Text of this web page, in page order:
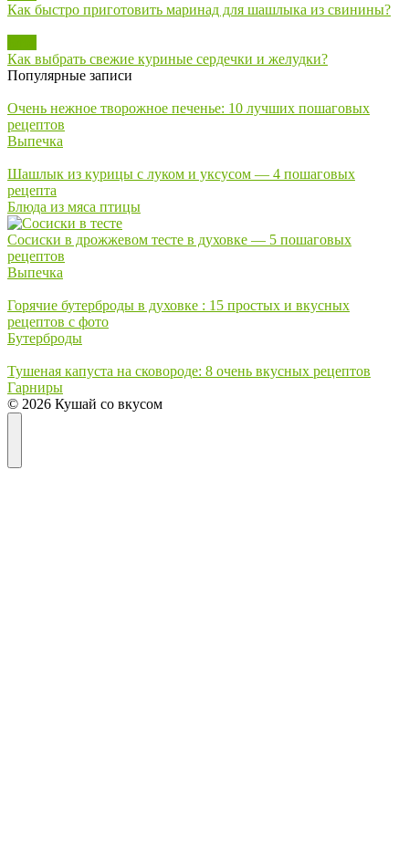
Как быстро приготовить маринад для шашлыка из свинины?
Как выбрать свежие куриные сердечки и желудки?
Популярные записи
Очень нежное творожное печенье: 10 лучших пошаговых
рецептов
Выпечка
Шашлык из курицы с луком и уксусом — 4 пошаговых
рецепта
Блюда из мяса птицы
Сосиски в дрожжевом тесте в духовке — 5 пошаговых
рецептов
Выпечка
Горячие бутерброды в духовке : 15 простых и вкусных
рецептов с фото
Бутерброды
Тушеная капуста на сковороде: 8 очень вкусных рецептов
Гарниры
© 2026 Кушай со вкусом